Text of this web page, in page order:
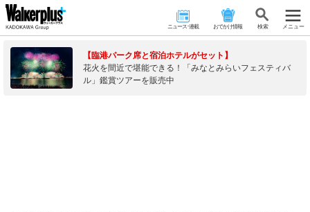
ニュース･連載 おでかけ情報 検 索 メニュー
【臨港パーク席と宿泊ホテルがセット】
花火を間近で堪能できる！「みなとみらいフェスティバ
ル」鑑賞ツアーを販売中